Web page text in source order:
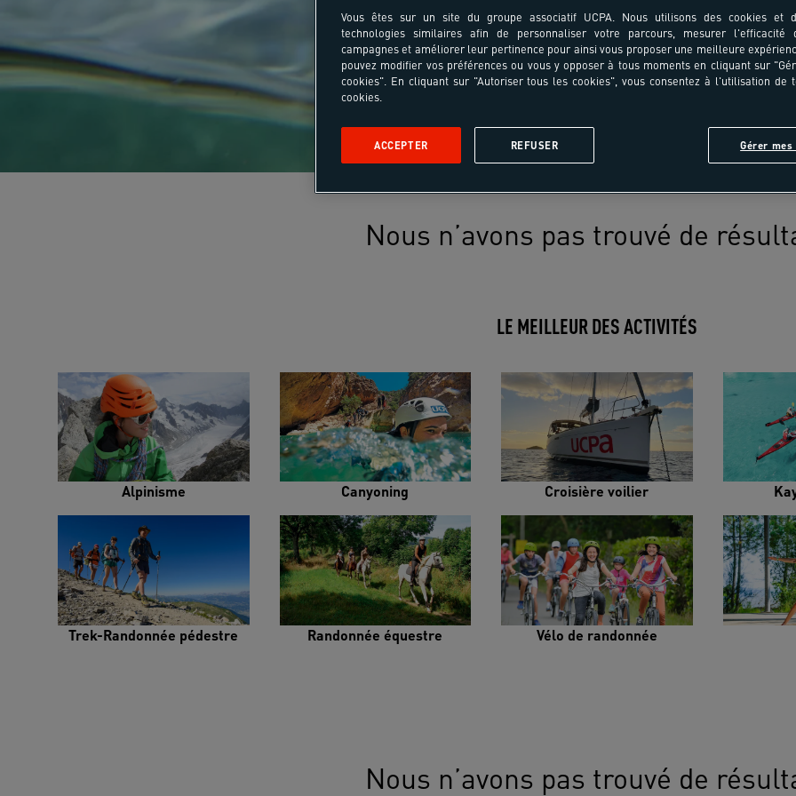
Nous n’avons pas trouvé de
LE MEILLEUR DES ACTIVITÉS
Alpinisme Canyoning Croisière voilier
Trek-Randonnée pédestre Randonnée équestre Vélo de randonnée
Nous n’avons pas trouvé de
Vous êtes sur un site du groupe associatif UCPA. Nous utilisons des cookies et
technologies similaires afin de personnaliser votre parcours, mesurer l'efficacité
campagnes et améliorer leur pertinence pour ainsi vous proposer une meilleure
pouvez modifier vos préférences ou vous y opposer à tous moments en cliquant sur
cookies". En cliquant sur "Autoriser tous les cookies", vous consentez à l'utilisation de
cookies.
Gérer mes
REFUSER
ACCEPTER